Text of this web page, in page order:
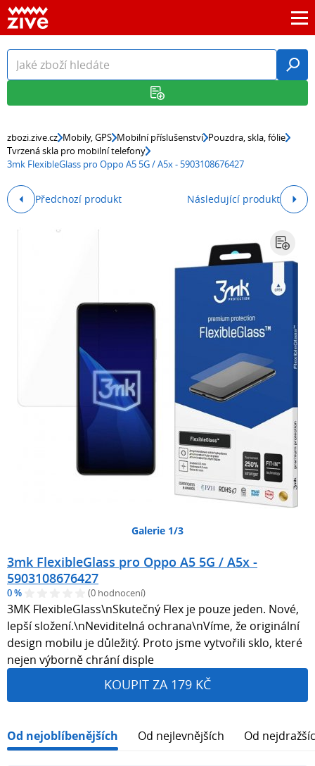
zbozi.zive.cz Mobily, GPS Mobilní příslušenství Pouzdra, skla, fólie
Tvrzená skla pro mobilní telefony
3mk FlexibleGlass pro Oppo A5 5G / A5x - 5903108676427
Předchozí produkt Následující produkt
Galerie 1/3
3mk FlexibleGlass pro Oppo A5 5G / A5x -
5903108676427
0 % (0 hodnocení)
3MK FlexibleGlass\nSkutečný Flex je pouze jeden. Nové,
lepší složení.\nNeviditelná ochrana\nVíme, že originální
design mobilu je důležitý. Proto jsme vytvořili sklo, které
nejen výborně chrání disple
KOUPIT ZA 179 KČ
Od nejoblíbenějších Od nejlevnějších Od